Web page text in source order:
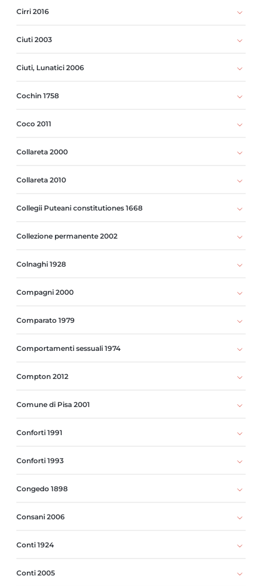
Cirri 2016
Ciuti 2003
Ciuti, Lunatici 2006
Cochin 1758
Coco 2011
Collareta 2000
Collareta 2010
Collegii Puteani constitutiones 1668
Collezione permanente 2002
Colnaghi 1928
Compagni 2000
Comparato 1979
Comportamenti sessuali 1974
Compton 2012
Comune di Pisa 2001
Conforti 1991
Conforti 1993
Congedo 1898
Consani 2006
Conti 1924
Conti 2005